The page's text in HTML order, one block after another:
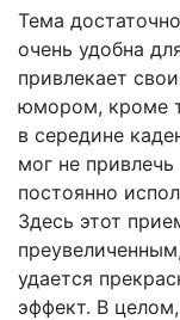
Тема
очень удобна
привлекает
юмором, кроме
в середине
мог не
постоянно
Здесь этот
удается
эффект. В